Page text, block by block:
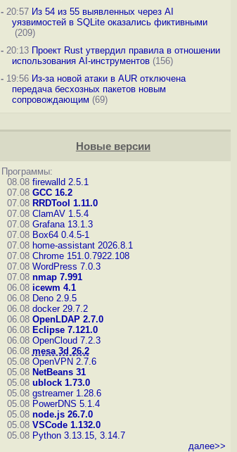
-20:57 Из 54 из 55 выявленных через AI
уязвимостей в SQLite оказались фиктивными
(209)
-20:13 Проект Rust утвердил правила в отношении
использования AI-инструментов(156)
-19:56 Из-за новой атаки в AUR отключена
передача бесхозных пакетов новым
сопровождающим (69)
Новые версии
Программы:
08.08 firewalld 2.5.1
07.08 GCC 16.2
07.08 RRDTool 1.11.0
07.08 ClamAV 1.5.4
07.08 Grafana 13.1.3
07.08 Box64 0.4.5-1
07.08 home-assistant 2026.8.1
07.08 Chrome 151.0.7922.108
07.08 WordPress 7.0.3
07.08 nmap 7.991
06.08 icewm 4.1
06.08 Deno 2.9.5
06.08 docker 29.7.2
06.08 OpenLDAP 2.7.0
06.08 Eclipse 7.121.0
06.08 OpenCloud 7.2.3
06.08 mesa 3d 26.2
05.08 OpenVPN 2.7.6
05.08 NetBeans 31
05.08 ublock 1.73.0
05.08 gstreamer 1.28.6
05.08 PowerDNS 5.1.4
05.08 node.js 26.7.0
05.08 VSCode 1.132.0
05.08 Python 3.13.15, 3.14.7
далее>>